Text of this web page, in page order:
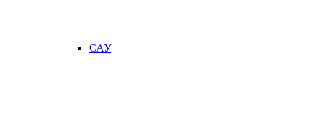
САУ